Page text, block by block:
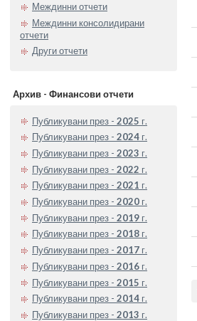
Междинни отчети
Междинни консолидирани
отчети
Други отчети
Архив - Финансови отчети
Публикувани през - 2025 г.
Публикувани през - 2024 г.
Публикувани през - 2023 г.
Публикувани през - 2022 г.
Публикувани през - 2021 г.
Публикувани през - 2020 г.
Публикувани през - 2019 г.
Публикувани през - 2018 г.
Публикувани през - 2017 г.
Публикувани през - 2016 г.
Публикувани през - 2015 г.
Публикувани през - 2014 г.
Публикувани през - 2013 г.